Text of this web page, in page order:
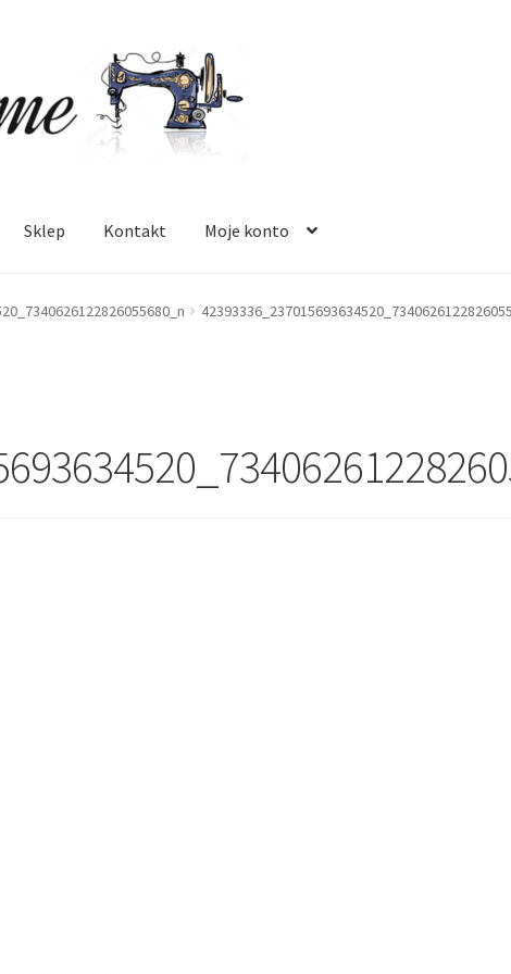
Sklep Kontakt Moje konto
O mnie OfertaPolityka prywatności RegulaminSklep Zamówienie